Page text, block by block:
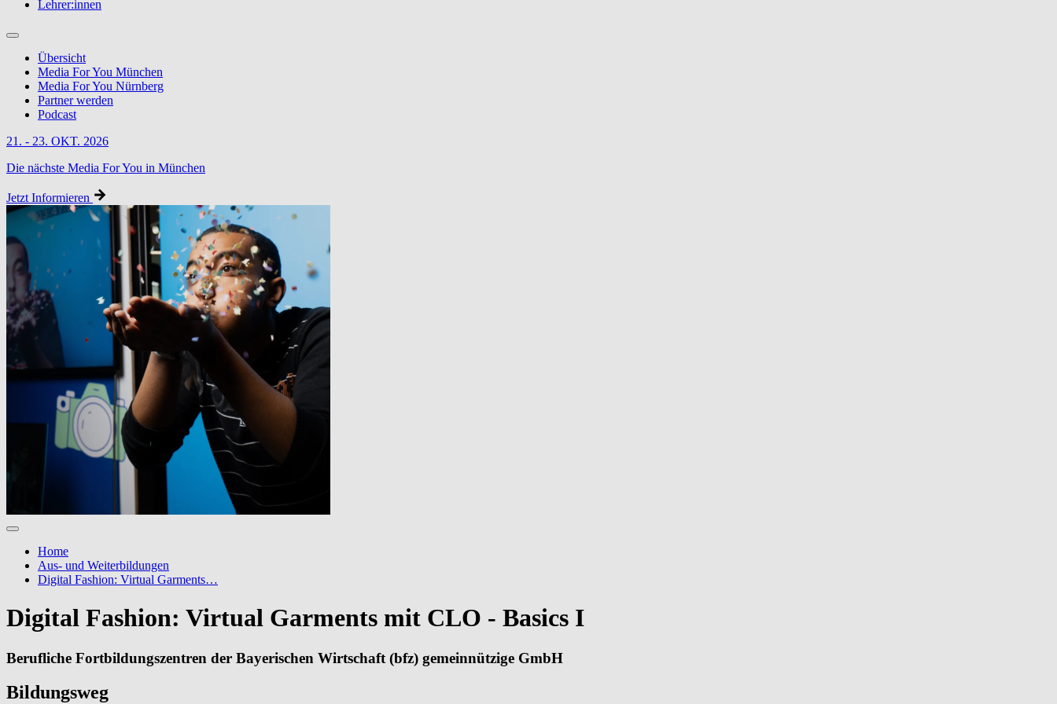
Lehrer:innen
Übersicht
Media For You München
Media For You Nürnberg
Partner werden
Podcast
21. - 23. OKT. 2026
Die nächste Media For You in München
Jetzt Informieren
Home
Aus- und Weiterbildungen
Digital Fashion: Virtual Garments…
Digital Fashion: Virtual Garments mit CLO - Basics I
Berufliche Fortbildungszentren der Bayerischen Wirtschaft (bfz) gemeinnützige GmbH
Bildungsweg